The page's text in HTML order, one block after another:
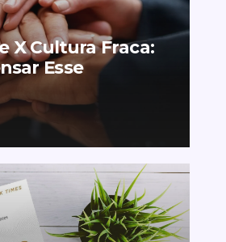
X Cultura Fraca:
Esse